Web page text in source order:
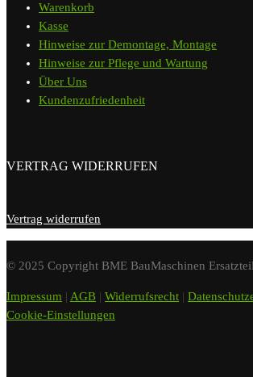
Warenkorb
Kasse
Hinweise zur Demontage, Montage
Hinweise zur Pflege und Wartung
Über Uns
Kundenzufriedenheit
VERTRAG WIDERRUFEN
Vertrag widerrufen
© 2025 Copyright BME BauMaschinen
Impressum | AGB | Widerrufsrecht |
Cookie-Einstellungen